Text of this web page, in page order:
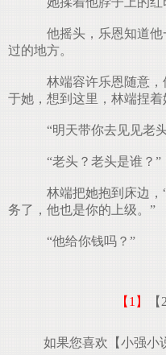
他摇头，乐恩知道他
过的地方。
林端容许乐恩随意，
于她，想到这里，林端捏着
“明天带你去见见老
“老头？老头是谁？”
林端把她抱到床边，
务了，他也是你的上级。”
“他给你钱吗？”
【1】 【
如果您喜欢【小强小